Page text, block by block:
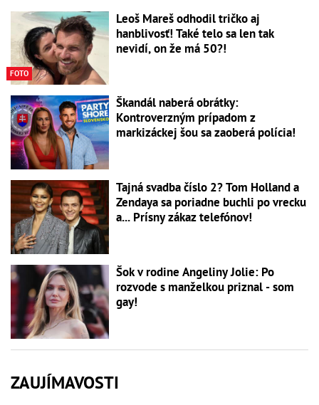
FOTO
Leoš Mareš odhodil tričko aj
hanblivosť! Také telo sa len tak
nevidí, on že má 50?!
Škandál naberá obrátky:
Kontroverzným prípadom z
markizáckej šou sa zaoberá polícia!
Tajná svadba číslo 2? Tom Holland a
Zendaya sa poriadne buchli po vrecku
a... Prísny zákaz telefónov!
Šok v rodine Angeliny Jolie: Po
rozvode s manželkou priznal - som
gay!
ZAUJÍMAVOSTI